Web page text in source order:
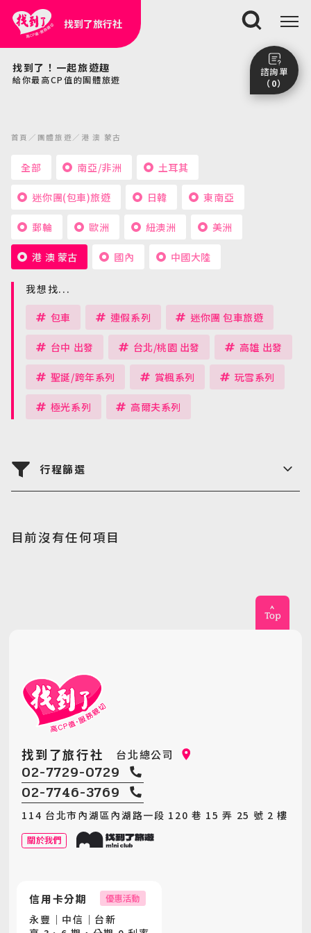
找到了旅行社
找到了！一起旅遊趣
給你最高CP值的團體旅遊
日韓旅遊
Northeast Asia
Southeast Asia
客製旅遊
Customized Tour
搜尋
諮詢單
（0）
首頁 團體旅遊 港 澳 蒙古
全部 南亞/非洲 土耳其
迷你團(包車)旅遊 日韓 東南亞
郵輪 歐洲 紐澳洲 美洲
港 澳 蒙古 國內 中國大陸
我想找...
包車 連假系列 迷你團 包車旅遊
台中 出發 台北/桃園 出發 高雄 出發
聖誕/跨年系列 賞楓系列 玩雪系列
極光系列 高爾夫系列
行程篩選
目前沒有任何項目
找到了旅行社 台北總公司
02-7729-0729
02-7746-3769
114 台北市內湖區內湖路一段 120 巷 15 弄 25 號 2 樓
關於我們
信用卡分期 優惠活動
永豐｜中信｜台新